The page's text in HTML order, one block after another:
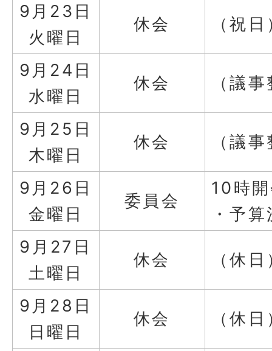
9月23日
火曜日
休会 （祝
9月24日
水曜日
休会 （議
9月25日
木曜日
休会 （議
9月26日
金曜日
委員会
10時
・予
9月27日
土曜日
休会 （休
9月28日
日曜日
休会 （休